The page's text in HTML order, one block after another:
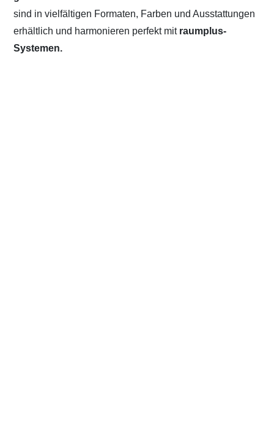
sind in vielfältigen Formaten, Farben und Ausstattungen
erhältlich und harmonieren perfekt mit raumplus-
Systemen.